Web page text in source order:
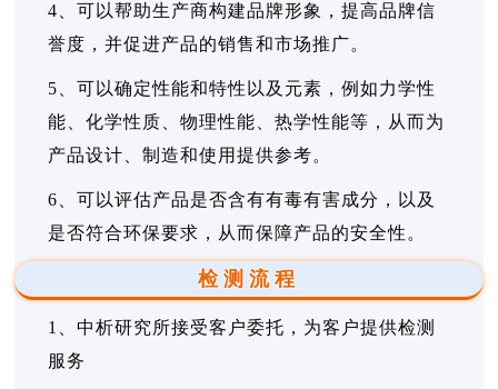
4、可以帮助生产商构建品牌形象，提高品牌信
誉度，并促进产品的销售和市场推广。
5、可以确定性能和特性以及元素，例如力学性
能、化学性质、物理性能、热学性能等，从而为
产品设计、制造和使用提供参考。
6、可以评估产品是否含有有毒有害成分，以及
是否符合环保要求，从而保障产品的安全性。
检测流程
1、中析研究所接受客户委托，为客户提供检测
服务